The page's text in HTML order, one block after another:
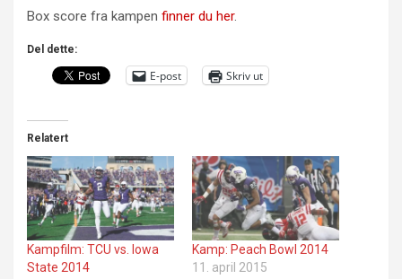
Box score fra kampen finner du her.
Del dette:
E-post Skriv ut
Relatert
Kampfilm: TCU vs. Iowa
State 2014
Kamp: Peach Bowl 2014
11. april 2015